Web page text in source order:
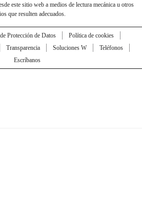
este sitio web a medios de lectura mecánica u otros
que resulten adecuados.
Protección de Datos
Política de cookies
Transparencia Soluciones W
Teléfonos
Escríbanos